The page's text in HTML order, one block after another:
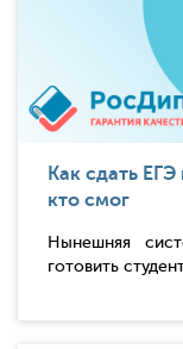
Как сдать
кто смог
Нынешняя
готовить